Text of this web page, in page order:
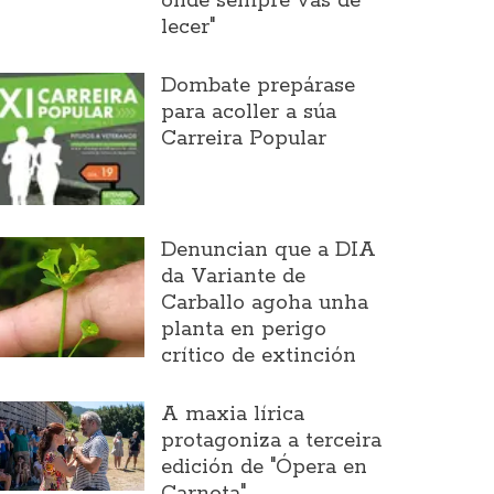
lecer"
Dombate prepárase
para acoller a súa
Carreira Popular
Denuncian que a DIA
da Variante de
Carballo agoha unha
planta en perigo
crítico de extinción
A maxia lírica
protagoniza a terceira
edición de "Ópera en